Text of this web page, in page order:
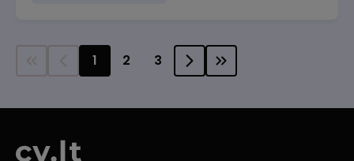
1 2 3